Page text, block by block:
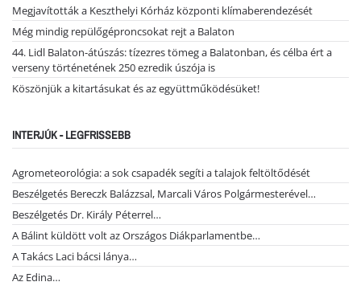
Megjavították a Keszthelyi Kórház központi klímaberendezését
Még mindig repülőgéproncsokat rejt a Balaton
44. Lidl Balaton-átúszás: tízezres tömeg a Balatonban, és célba ért a
verseny történetének 250 ezredik úszója is
Köszönjük a kitartásukat és az együttműködésüket!
INTERJÚK - LEGFRISSEBB
Agrometeorológia: a sok csapadék segíti a talajok feltöltődését
Beszélgetés Bereczk Balázzsal, Marcali Város Polgármesterével…
Beszélgetés Dr. Király Péterrel…
A Bálint küldött volt az Országos Diákparlamentbe…
A Takács Laci bácsi lánya…
Az Edina…